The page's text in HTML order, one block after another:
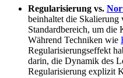
Regularisierung vs.
beinhaltet die Skalierung
Standardbereich, um die
Während Techniken wie
Regularisierungseffekt
darin, die Dynamik des
Regularisierung explizit